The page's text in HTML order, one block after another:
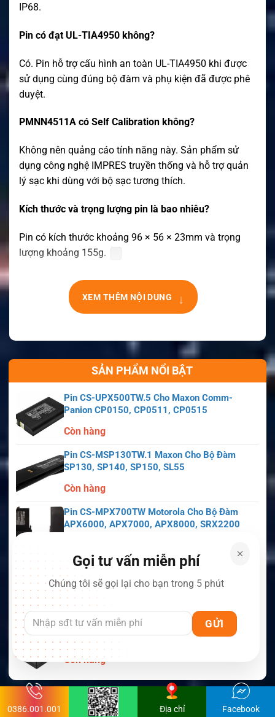
IP68.
Pin có đạt UL-TIA4950 không?
Có. Pin hỗ trợ cấu hình an toàn UL-TIA4950 khi được
sử dụng cùng đúng bộ đàm và phụ kiện đã được phê
duyệt.
PMNN4511A có Self Calibration không?
Không nên quảng cáo tính năng này. Sản phẩm sử
dụng công nghệ IMPRES truyền thống và hỗ trợ quản
lý sạc khi dùng với bộ sạc tương thích.
Kích thước và trọng lượng pin là bao nhiêu?
Pin có kích thước khoảng 96 × 56 × 23mm và trọng
lượng khoảng 155g.
XEM THÊM NỘI DUNG ↓
SẢN PHẨM NỔI BẬT
Pin CS-UPX500TW.5 Cho Maxon Comm-
Panion CP0150, CP0511, CP0515
Còn hàng
Pin CS-MSP130TW.1 Maxon Cho Bộ Đàm
SP130, SP140, SP150, SL55
Còn hàng
Pin CS-MPX700TW Motorola Cho Bộ Đàm
APX6000, APX7000, APX8000, SRX2200
Pin CS-MKT594TW Motorola Cho Bộ Đàm
Astro Saber, MX1000, MX2000, MX3000
Còn hàng
Pin CS-MHT220TW Motorola Cho Bộ Đàm
MT700, HT210, HT220, MT500
Còn hàng
BÁO CHÍ NÓI VỀ CHÚNG TÔI
Gọi tư vấn miễn phí
Chúng tôi sẽ gọi lại cho bạn trong 5 phút
0386.001.001 Địa chỉ Facebook